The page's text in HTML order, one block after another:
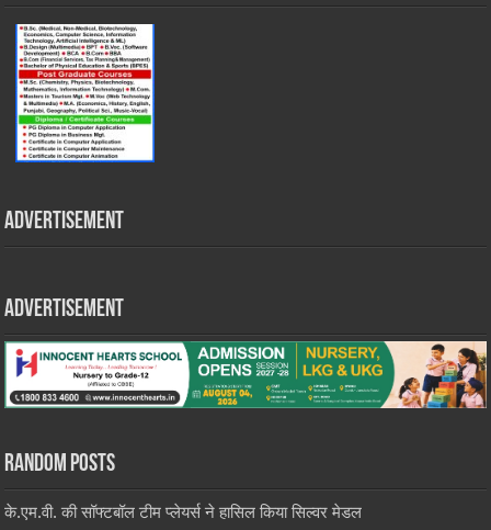
Advertisement
Advertisement
Random Posts
के.एम.वी. की सॉफ्टबॉल टीम प्लेयर्स ने हासिल किया सिल्वर मेडल